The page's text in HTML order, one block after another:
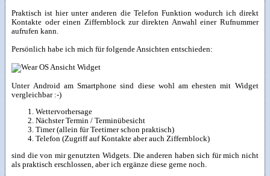
Praktisch ist hier unter anderen die Telefon Funktion wodurch ich direkt
Kontakte oder einen Ziffernblock zur direkten Anwahl einer Rufnummer
aufrufen kann.
Persönlich habe ich mich für folgende Ansichten entschieden:
Unter Android am Smartphone sind diese wohl am ehesten mit Widget
vergleichbar :-)
Wettervorhersage
Nächster Termin / Terminübesicht
Timer (allein für Teetimer schon praktisch)
Telefon (Zugriff auf Kontakte aber auch Ziffernblock)
sind die von mir genutzten Widgets. Die anderen haben sich für mich nicht
als praktisch erschlossen, aber ich ergänze diese gerne noch.